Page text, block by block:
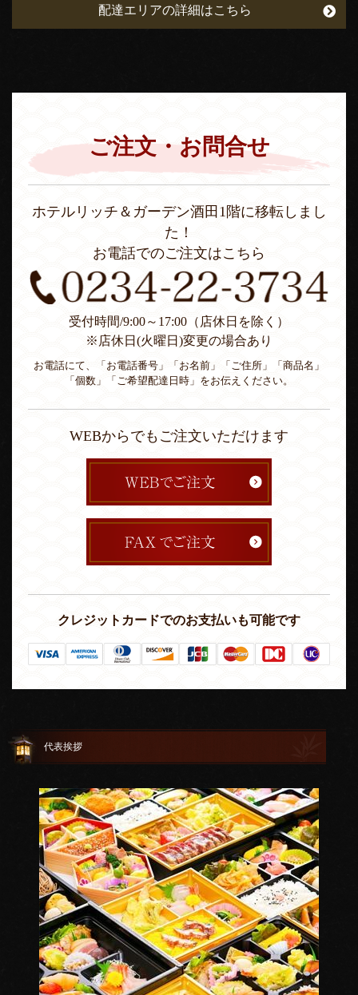
配達エリアの詳細はこちら
ご注文・お問合せ
ホテルリッチ＆ガーデン酒田1階に移転しまし
た！
お電話でのご注文はこちら
受付時間/9:00～17:00（店休日を除く）
※店休日(火曜日)変更の場合あり
お電話にて、「お電話番号」「お名前」「ご住所」「商品名」
「個数」「ご希望配達日時」をお伝えください。
WEBからでもご注文いただけます
クレジットカードでのお支払いも可能です
代表挨拶